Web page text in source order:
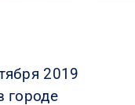
2019
городе